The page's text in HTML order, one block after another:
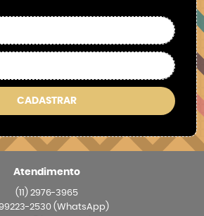
CADASTRAR
Atendimento
(11)2976-3965
2530 (WhatsApp)